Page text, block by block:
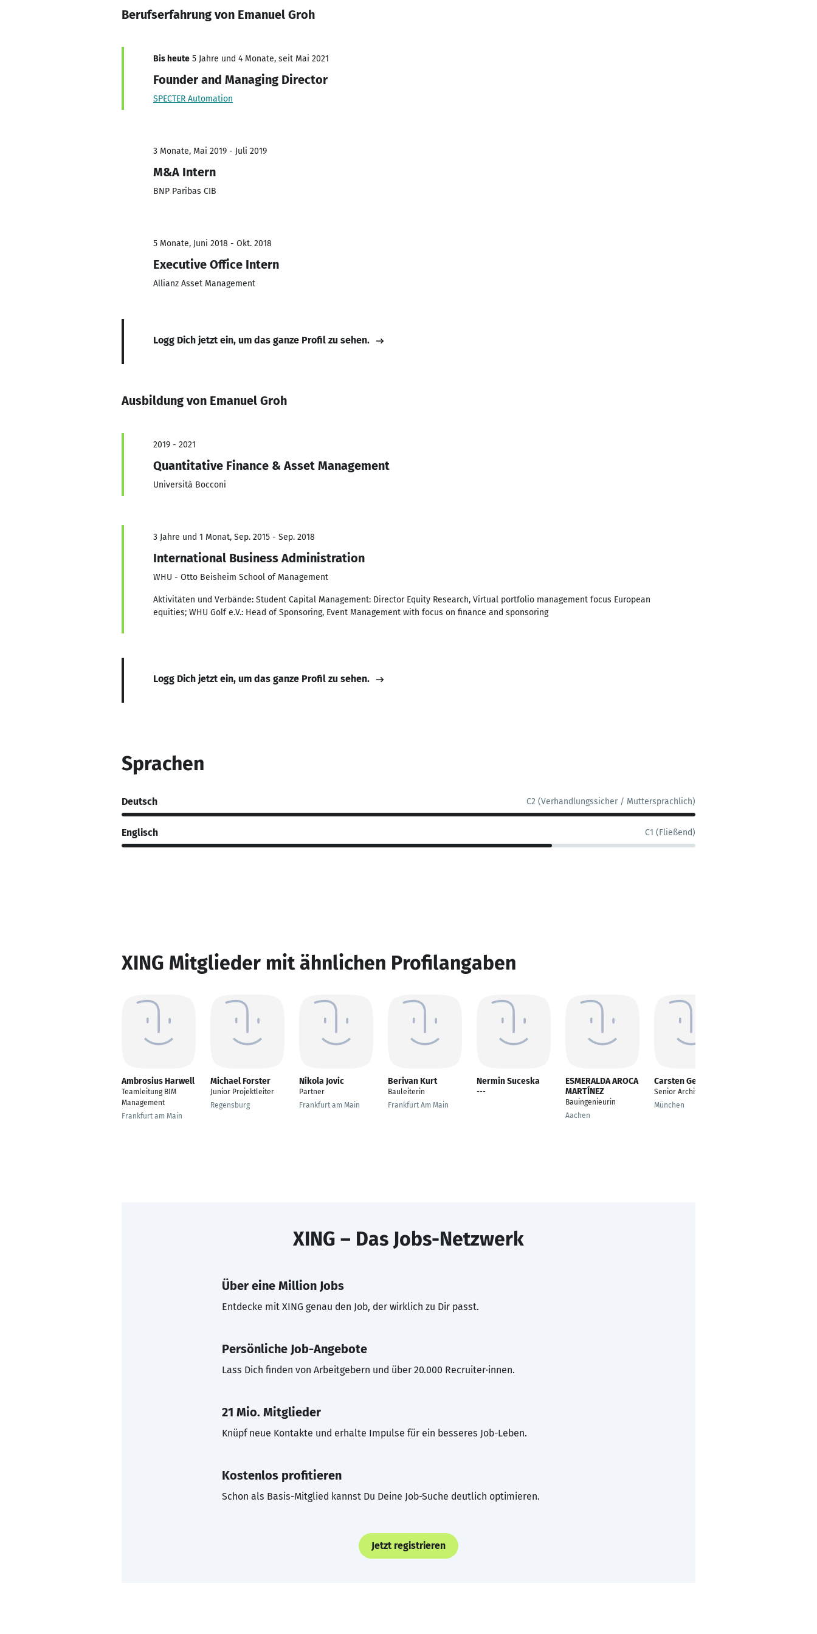
Berufserfahrung von Emanuel Groh
Bis heute 5 Jahre und 4 Monate, seit Mai 2021
Founder and Managing Director
SPECTER Automation
3 Monate, Mai 2019 - Juli 2019
M&A Intern
BNP Paribas CIB
5 Monate, Juni 2018 - Okt. 2018
Executive Office Intern
Allianz Asset Management
Logg Dich jetzt ein, um das ganze Profil zu sehen.
Ausbildung von Emanuel Groh
2019 - 2021
Quantitative Finance & Asset Management
Università Bocconi
3 Jahre und 1 Monat, Sep. 2015 - Sep. 2018
International Business Administration
WHU - Otto Beisheim School of Management
Aktivitäten und Verbände: Student Capital Management: Director Equity Research, Virtual portfolio management focus European
equities; WHU Golf e.V.: Head of Sponsoring, Event Management with focus on finance and sponsoring
Logg Dich jetzt ein, um das ganze Profil zu sehen.
Sprachen
Deutsch C2 (Verhandlungssicher / Muttersprachlich)
Englisch C1 (Fließend)
XING Mitglieder mit ähnlichen Profilangaben
Ambrosius Harwell
Teamleitung BIM
Management
Frankfurt am Main
Michael Forster
Junior Projektleiter
Regensburg
Nikola Jovic
Partner
Frankfurt am Main
Berivan Kurt
Bauleiterin
Frankfurt Am Main
Nermin Suceska
---
ESMERALDA AROCA
MARTÍNEZ
Bauingenieurin
Aachen
Carsten Geis
Senior Architekt
München
XING – Das Jobs-Netzwerk
Über eine Million Jobs
Entdecke mit XING genau den Job, der wirklich zu Dir passt.
Persönliche Job-Angebote
Lass Dich finden von Arbeitgebern und über 20.000 Recruiter·innen.
21 Mio. Mitglieder
Knüpf neue Kontakte und erhalte Impulse für ein besseres Job-Leben.
Kostenlos profitieren
Schon als Basis-Mitglied kannst Du Deine Job-Suche deutlich optimieren.
Jetzt registrieren